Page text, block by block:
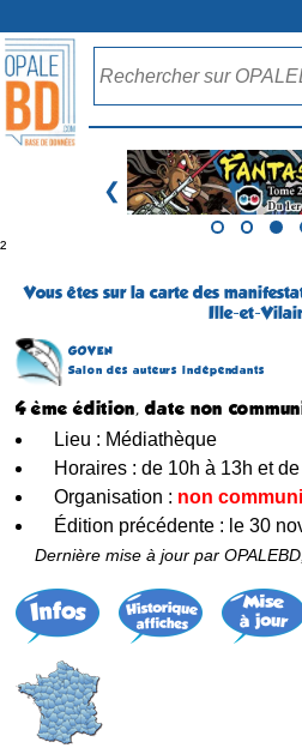
❮
²
Vous êtes sur la carte des
Ille-et-
GOVEN
Salon des auteurs indépendants
4 ème édition, date non
Lieu : Médiathèque
Horaires : de 10h à 13h et
Organisation : non
Édition précédente : le 30
Dernière mise à jour par